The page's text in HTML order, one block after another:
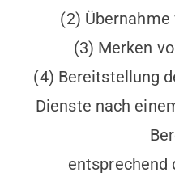
(2)
(3) Merken
(4) Bereitstellung
Dienste nach
entsprechend